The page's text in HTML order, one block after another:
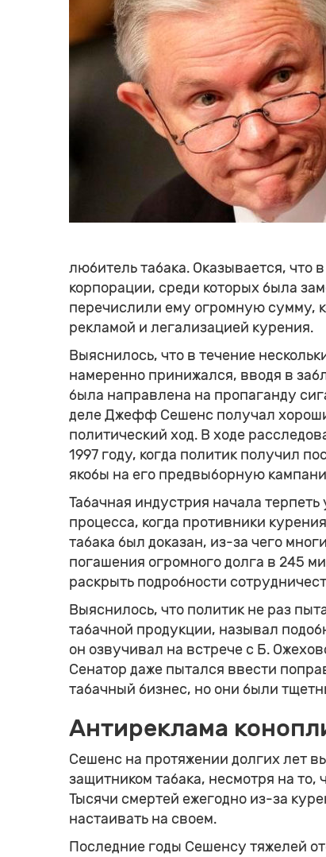
любитель табака. Оказывается, что
корпорации, среди которых была
перечислили ему огромную сумму,
рекламой и легализацией курения.
Выяснилось, что в течение
намеренно принижался, вводя в
была направлена на пропаганду
деле Джефф Сешенс получал
политический ход. В ходе
1997 году, когда политик получил
якобы на его предвыборную
Табачная индустрия начала
процесса, когда противники
табака был доказан, из-за чего
погашения огромного долга в 245
раскрыть подробности
Выяснилось, что политик не раз
табачной продукции, называл
он озвучивал на встрече с Б.
Сенатор даже пытался ввести
табачный бизнес, но они были
Антиреклама
Сешенс на протяжении долгих лет
защитником табака, несмотря на
Тысячи смертей ежегодно из-за
настаивать на своем.
Последние годы Сешенсу тяжелей